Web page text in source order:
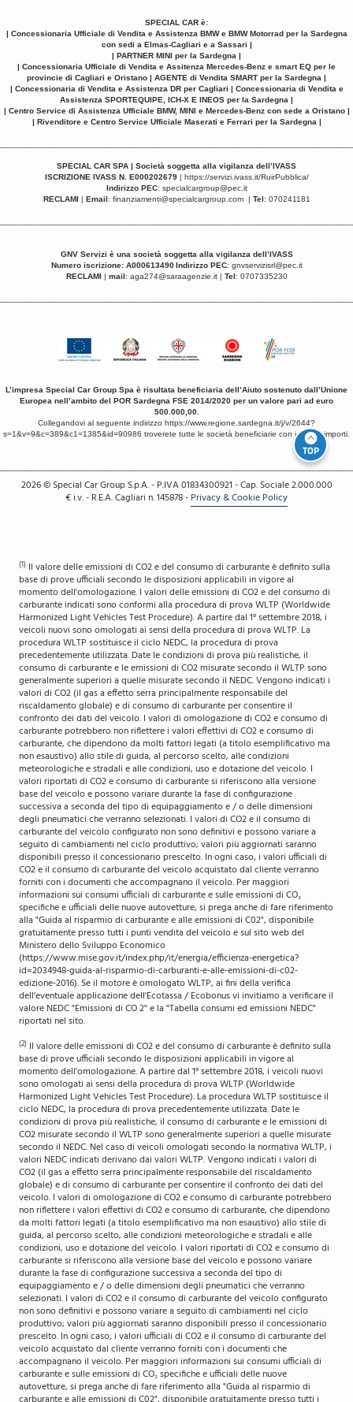
SPECIAL CAR è:
| Concessionaria Ufficiale di Vendita e Assistenza BMW e BMW Motorrad per la Sardegna
con sedi a Elmas-Cagliari e a Sassari |
| PARTNER MINI per la Sardegna |
| Concessionaria Ufficiale di Vendita e Assitenza Mercedes-Benz e smart EQ per le
provincie di Cagliari e Oristano | AGENTE di Vendita SMART per la Sardegna |
| Concessionaria di Vendita e Assistenza DR per Cagliari | Concessionaria di Vendita e
Assistenza SPORTEQUIPE, ICH-X E INEOS per la Sardegna |
| Centro Service di Assistenza Ufficiale BMW, MINI e Mercedes-Benz con sede a Oristano |
| Rivenditore e Centro Service Ufficiale Maserati e Ferrari per la Sardegna |
SPECIAL CAR SPA | Società soggetta alla vigilanza dell’IVASS
ISCRIZIONE IVASS N. E000202679|
https://servizi.ivass.it/RuirPubblica/
Indirizzo PEC: specialcargroup@pec.it
RECLAMI
Email : finanziamenti@specialcargroup.com| Tel : 070241181
GNV Servizi è una società soggetta alla vigilanza dell’IVASS
Numero iscrizione: A000613490 Indirizzo PEC: gnvservizisrl@pec.it
RECLAMI
mail : aga274@saraagenzie.it| Tel : 0707335230
L’impresa Special Car Group Spa è risultata beneficiaria dell’Aiuto sostenuto dall’Unione
Europea nell’ambito del POR Sardegna FSE 2014/2020 per un valore pari ad euro
500.000,00.
Collegandovi al seguente indirizzo https://www.regione.sardegna.it/j/v/2644?
s=1&v=9&c=389&c1=1385&id=90986 troverete tutte le società beneficiarie con i relativi importi.
TOP
2026© Special Car Group S.p.A. - P.IVA 01834300921 - Cap. Sociale 2.000.000
€ i.v. - R.E.A. Cagliari n. 145878- Privacy & Cookie Policy
(1) Il valore delle emissioni di CO2 e del consumo di carburante è definito sulla
base di prove ufficiali secondo le disposizioni applicabili in vigore al
momento dell'omologazione. I valori delle emissioni di CO2 e del consumo di
carburante indicati sono conformi alla procedura di prova WLTP (Worldwide
Harmonized Light Vehicles Test Procedure). A partire dal 1° settembre 2018, i
veicoli nuovi sono omologati ai sensi della procedura di prova WLTP. La
procedura WLTP sostituisce il ciclo NEDC, la procedura di prova
precedentemente utilizzata. Date le condizioni di prova più realistiche, il
consumo di carburante e le emissioni di CO2 misurate secondo il WLTP sono
generalmente superiori a quelle misurate secondo il NEDC. Vengono indicati i
valori di CO2 (il gas a effetto serra principalmente responsabile del
riscaldamento globale) e di consumo di carburante per consentire il
confronto dei dati del veicolo. I valori di omologazione di CO2 e consumo di
carburante potrebbero non riflettere i valori effettivi di CO2 e consumo di
carburante, che dipendono da molti fattori legati (a titolo esemplificativo ma
non esaustivo) allo stile di guida, al percorso scelto, alle condizioni
meteorologiche e stradali e alle condizioni, uso e dotazione del veicolo. I
valori riportati di CO2 e consumo di carburante si riferiscono alla versione
base del veicolo e possono variare durante la fase di configurazione
successiva a seconda del tipo di equipaggiamento e / o delle dimensioni
degli pneumatici che verranno selezionati. I valori di CO2 e il consumo di
carburante del veicolo configurato non sono definitivi e possono variare a
seguito di cambiamenti nel ciclo produttivo; valori più aggiornati saranno
disponibili presso il concessionario prescelto. In ogni caso, i valori ufficiali di
CO2 e il consumo di carburante del veicolo acquistato dal cliente verranno
forniti con i documenti che accompagnano il veicolo. Per maggiori
informazioni sui consumi ufficiali di carburante e sulle emissioni di CO₂
specifiche e ufficiali delle nuove autovetture, si prega anche di fare riferimento
alla "Guida al risparmio di carburante e alle emissioni di C02", disponibile
gratuitamente presso tutti i punti vendita del veicolo e sul sito web del
Ministero dello Sviluppo Economico
(https://www.mise.gov.it/index.php/it/energia/efficienza-energetica?
id=2034948-guida-al-risparmio-di-carburanti-e-alle-emissioni-di-c02-
edizione-2016). Se il motore è omologato WLTP, ai fini della verifica
dell'eventuale applicazione dell'Ecotassa / Ecobonus vi invitiamo a verificare il
valore NEDC "Emissioni di CO 2" e la "Tabella consumi ed emissioni NEDC"
riportati nel sito.
(2) Il valore delle emissioni di CO2 e del consumo di carburante è definito sulla
base di prove ufficiali secondo le disposizioni applicabili in vigore al
momento dell'omologazione. A partire dal 1° settembre 2018, i veicoli nuovi
sono omologati ai sensi della procedura di prova WLTP (Worldwide
Harmonized Light Vehicles Test Procedure). La procedura WLTP sostituisce il
ciclo NEDC, la procedura di prova precedentemente utilizzata. Date le
condizioni di prova più realistiche, il consumo di carburante e le emissioni di
CO2 misurate secondo il WLTP sono generalmente superiori a quelle misurate
secondo il NEDC. Nel caso di veicoli omologati secondo la normativa WLTP, i
valori NEDC indicati derivano dai valori WLTP. Vengono indicati i valori di
CO2 (il gas a effetto serra principalmente responsabile del riscaldamento
globale) e di consumo di carburante per consentire il confronto dei dati del
veicolo. I valori di omologazione di CO2 e consumo di carburante potrebbero
non riflettere i valori effettivi di CO2 e consumo di carburante, che dipendono
da molti fattori legati (a titolo esemplificativo ma non esaustivo) allo stile di
guida, al percorso scelto, alle condizioni meteorologiche e stradali e alle
condizioni, uso e dotazione del veicolo. I valori riportati di CO2 e consumo di
carburante si riferiscono alla versione base del veicolo e possono variare
durante la fase di configurazione successiva a seconda del tipo di
equipaggiamento e / o delle dimensioni degli pneumatici che verranno
selezionati. I valori di CO2 e il consumo di carburante del veicolo configurato
non sono definitivi e possono variare a seguito di cambiamenti nel ciclo
produttivo; valori più aggiornati saranno disponibili presso il concessionario
prescelto. In ogni caso, i valori ufficiali di CO2 e il consumo di carburante del
veicolo acquistato dal cliente verranno forniti con i documenti che
accompagnano il veicolo. Per maggiori informazioni sui consumi ufficiali di
carburante e sulle emissioni di CO₂ specifiche e ufficiali delle nuove
autovetture, si prega anche di fare riferimento alla "Guida al risparmio di